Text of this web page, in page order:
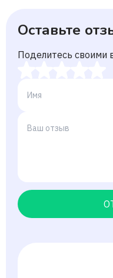
Оставьте
Поделитесь своими